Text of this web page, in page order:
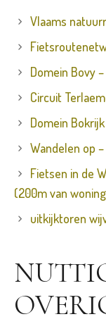
Vlaams
Domein Bovy
Circuit
Domein Bokrijk
Wandelen op
Fietsen in de
(200m van
uitkijktoren